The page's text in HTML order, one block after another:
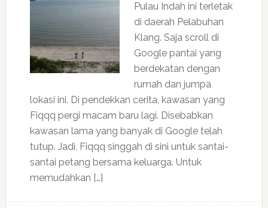
Pulau Indah ini terletak
di daerah Pelabuhan
Klang. Saja scroll di
Google pantai yang
berdekatan dengan
rumah dan jumpa
lokasi ini. Di pendekkan cerita, kawasan yang
Fiqqq pergi macam baru lagi. Disebabkan
kawasan lama yang banyak di Google telah
tutup. Jadi, Fiqqq singgah di sini untuk santai-
santai petang bersama keluarga. Untuk
memudahkan […]